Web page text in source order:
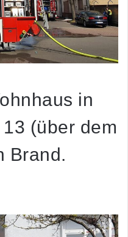
in
(über dem
Brand.